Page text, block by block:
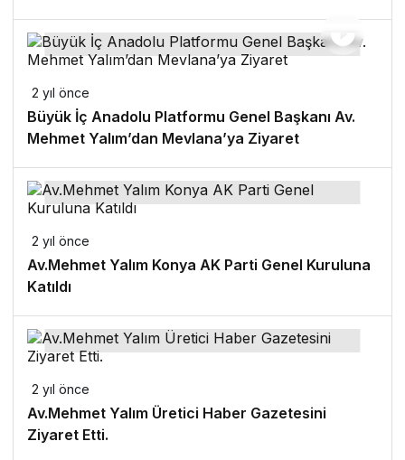
2 yıl önce
Büyük İç Anadolu Platformu Genel Başkanı Av.
Mehmet Yalım’dan Mevlana’ya Ziyaret
2 yıl önce
Av.Mehmet Yalım Konya AK Parti Genel Kuruluna
Katıldı
2 yıl önce
Av.Mehmet Yalım Üretici Haber Gazetesini
Ziyaret Etti.